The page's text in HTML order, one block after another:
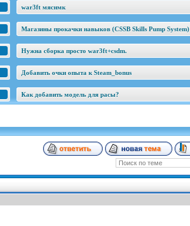
war3ft мяснмк
Магазины прокачки навыков (CSSB Skills Pump System)
Нужна сборка просто war3ft+csdm.
Добавить очки опыта к Steam_bonus
Как добавить модель для расы?